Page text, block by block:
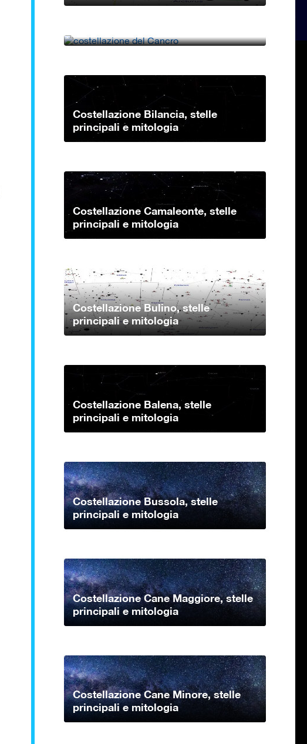
Costellazione Bilancia, stelle
principali e mitologia
Costellazione Camaleonte, stelle
principali e mitologia
Costellazione Bulino, stelle
principali e mitologia
Costellazione Balena, stelle
principali e mitologia
Costellazione Bussola, stelle
principali e mitologia
Costellazione Cane Maggiore, stelle
principali e mitologia
Costellazione Cane Minore, stelle
principali e mitologia